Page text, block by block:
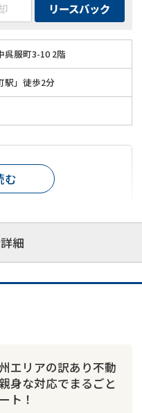
リースバック
呉服町3-10 2階
駅」徒歩2分
細
可能
レスポンスが早い
取可
む
エリアの訳あり不動
身な対応でまるごと
ト！